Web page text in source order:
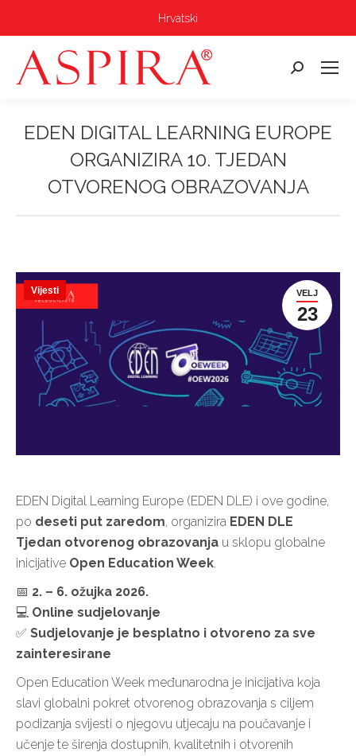
Hrvatski
Pretraga:
EDEN DIGITAL LEARNING EUROPE
ORGANIZIRA 10. TJEDAN
OTVORENOG OBRAZOVANJA
VELJ
23
Vijesti
EDEN Digital Learning Europe (EDEN DLE) i ove godine,
po deseti put zaredom, organizira EDEN DLE
Tjedan otvorenog obrazovanja u sklopu globalne
inicijative Open Education Week.
📅 2. – 6. ožujka 2026.
💻 Online sudjelovanje
✅ Sudjelovanje je besplatno i otvoreno za sve
zainteresirane
Open Education Week međunarodna je inicijativa koja
slavi globalni pokret otvorenog obrazovanja s ciljem
podizanja svijesti o njegovu utjecaju na poučavanje i
učenje te širenja dostupnih, kvalitetnih i otvorenih